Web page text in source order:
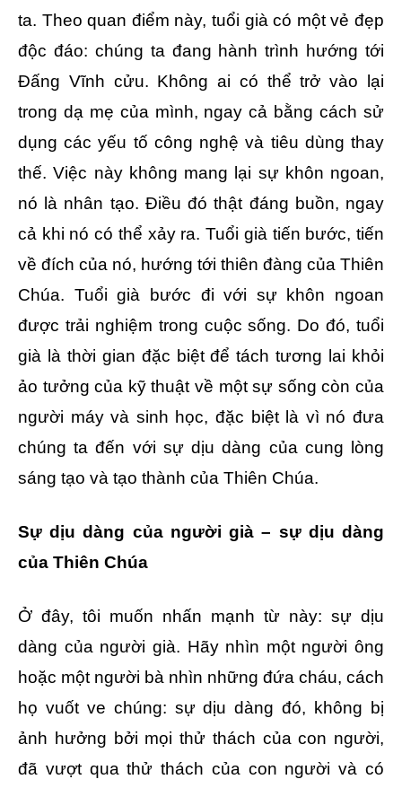
ta. Theo quan điểm này, tuổi già có một vẻ đẹp
độc đáo: chúng ta đang hành trình hướng tới
Đấng Vĩnh cửu. Không ai có thể trở vào lại
trong dạ mẹ của mình, ngay cả bằng cách sử
dụng các yếu tố công nghệ và tiêu dùng thay
thế. Việc này không mang lại sự khôn ngoan,
nó là nhân tạo. Điều đó thật đáng buồn, ngay
cả khi nó có thể xảy ra. Tuổi già tiến bước, tiến
về đích của nó, hướng tới thiên đàng của Thiên
Chúa. Tuổi già bước đi với sự khôn ngoan
được trải nghiệm trong cuộc sống. Do đó, tuổi
già là thời gian đặc biệt để tách tương lai khỏi
ảo tưởng của kỹ thuật về một sự sống còn của
người máy và sinh học, đặc biệt là vì nó đưa
chúng ta đến với sự dịu dàng của cung lòng
sáng tạo và tạo thành của Thiên Chúa.
Sự dịu dàng của người già – sự dịu dàng
của Thiên Chúa
Ở đây, tôi muốn nhấn mạnh từ này: sự dịu
dàng của người già. Hãy nhìn một người ông
hoặc một người bà nhìn những đứa cháu, cách
họ vuốt ve chúng: sự dịu dàng đó, không bị
ảnh hưởng bởi mọi thử thách của con người,
đã vượt qua thử thách của con người và có